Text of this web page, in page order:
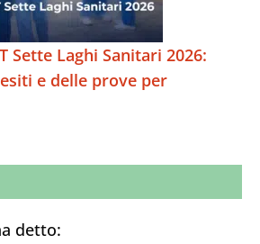
Sette Laghi Sanitari 2026:
e delle prove per
detto: